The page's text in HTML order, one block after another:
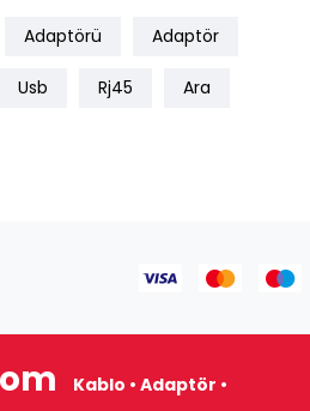
Adaptörü Adaptör
Usb Rj45 Ara
Kablo • Adaptör •